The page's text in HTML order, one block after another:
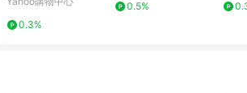
0.3%
0.5%
式